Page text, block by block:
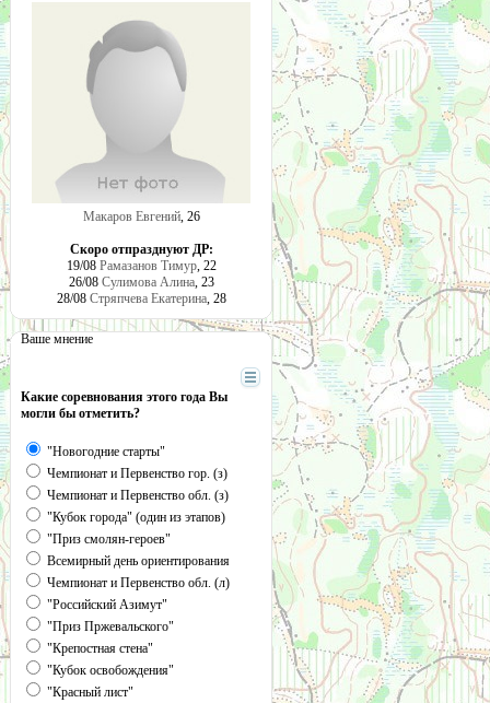
Макаров Евгений, 26
Скоро отпразднуют ДР:
19/08 Рамазанов Тимур, 22
26/08 Сулимова Алина, 23
28/08 Стряпчева Екатерина, 28
Ваше мнение
Какие соревнования этого года Вы
могли бы отметить?
"Новогодние старты"
Чемпионат и Первенство гор. (з)
Чемпионат и Первенство обл. (з)
"Кубок города" (один из этапов)
"Приз смолян-героев"
Всемирный день ориентирования
Чемпионат и Первенство обл. (л)
"Российский Азимут"
"Приз Пржевальского"
"Крепостная стена"
"Кубок освобождения"
"Красный лист"